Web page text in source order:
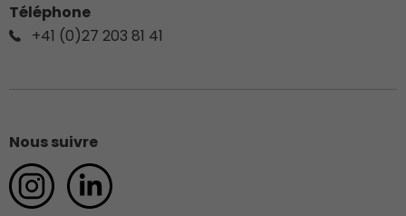
Téléphone
+41 (0)27 203 81 41
Nous suivre